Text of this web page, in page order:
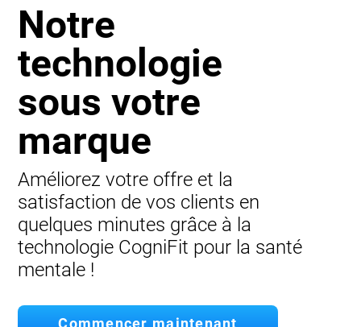
Notre
technologie
sous votre
marque
Améliorez votre offre et la
satisfaction de vos clients en
quelques minutes grâce à la
technologie CogniFit pour la santé
mentale !
Commencer maintenant